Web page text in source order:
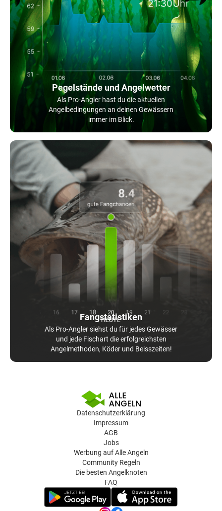
Pegelstände und Angelwetter
Als Pro-Angler hast du die aktuellen
Angelbedingungen an deinen Gewässern
immer im Blick.
Fangstatistiken
Als Pro-Angler siehst du für jedes Gewässer
und jede Fischart die erfolgreichsten
Angelmethoden, Köder und Beisszeiten!
Datenschutzerklärung
Impressum
AGB
Jobs
Werbung auf Alle Angeln
Community Regeln
Die besten Angelknoten
FAQ